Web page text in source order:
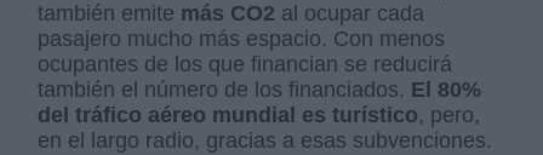
también emite más CO2 al ocupar cada
pasajero mucho más espacio. Con menos
ocupantes de los que financian se reducirá
también el número de los financiados. El 80%
del tráfico aéreo mundial es turístico, pero,
en el largo radio, gracias a esas subvenciones.